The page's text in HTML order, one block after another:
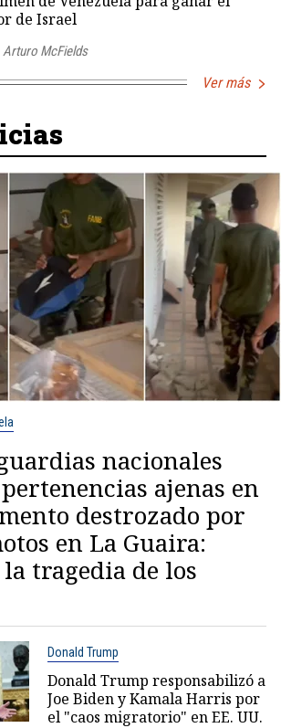
de Israel
Arturo McFields
Ver más
nacionales
ajenas en
destrozado por
en La Guaira:
la tragedia de los
Donald Trump
Donald Trump responsabilizó a
Joe Biden y Kamala Harris por
el "caos migratorio" en EE. UU.